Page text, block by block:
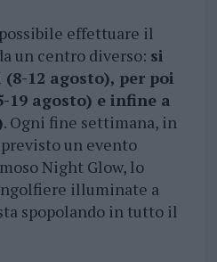
effettuare il
un centro diverso: si
12 agosto), per poi
19 agosto) e infine a
. Ogni fine settimana, in
un evento
Night Glow, lo
illuminate a
spopolando in tutto il